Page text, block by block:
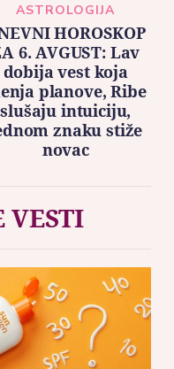
ASTROLOGIJA
HOROSKOP
6. AVGUST: Lav
dobija vest koja
planove, Ribe
slušaju intuiciju,
znaku stiže
novac
VESTI